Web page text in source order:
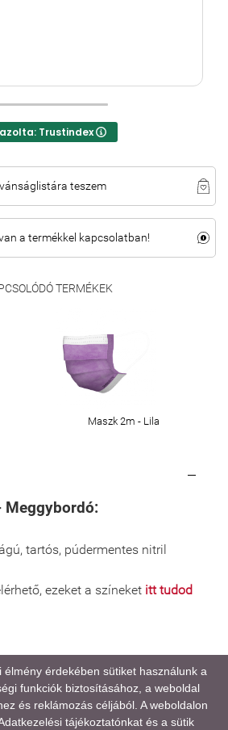
Trustindex
teszem
a termékkel kapcsolatban!
TERMÉKEK
Maszk 2m - Lila
Meggybordó:
tartós, púdermentes nitril
ezeket a színeket itt tudod
megjelenő színek eltérhetnek
és monitor beállításaitól,
élmény érdekében sütiket használunk a
funkciók biztosításához, a weboldal
és reklámozás céljából. A weboldalon
tájékoztatónkat és a sütik